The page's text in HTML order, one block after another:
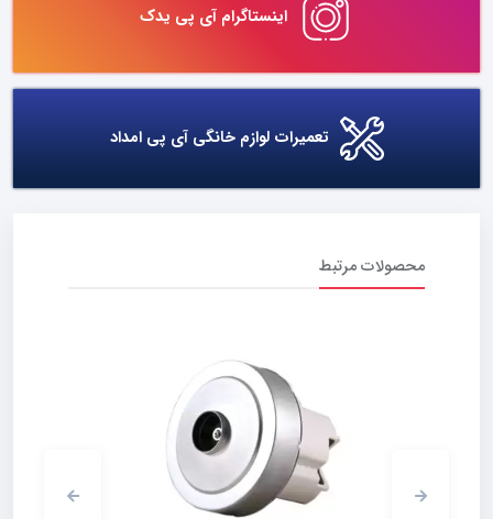
اینستاگرام آی پی یدک
تعمیرات لوازم خانگی آی پی امداد
محصولات مرتبط